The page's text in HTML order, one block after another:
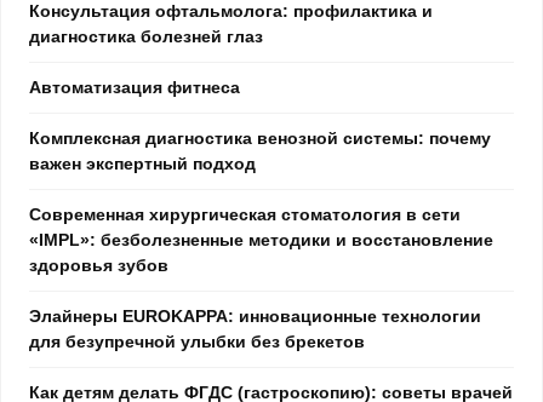
Консультация офтальмолога: профилактика и
диагностика болезней глаз
Автоматизация фитнеса
Комплексная диагностика венозной системы: почему
важен экспертный подход
Современная хирургическая стоматология в сети
«IMPL»: безболезненные методики и восстановление
здоровья зубов
Элайнеры EUROKAPPA: инновационные технологии
для безупречной улыбки без брекетов
Как детям делать ФГДС (гастроскопию): советы врачей